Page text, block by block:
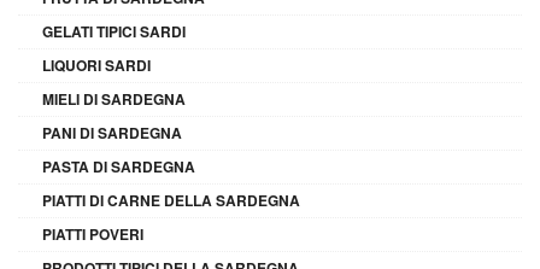
GELATI TIPICI SARDI
LIQUORI SARDI
MIELI DI SARDEGNA
PANI DI SARDEGNA
PASTA DI SARDEGNA
PIATTI DI CARNE DELLA SARDEGNA
PIATTI POVERI